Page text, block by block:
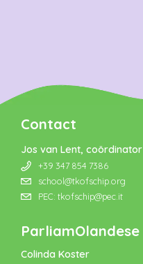
Contact
Jos van Lent, coördinator
+39 347 854 7386
school@tkofschip.org
PEC: tkofschip@pec.it
ParliamOlandese
Colinda Koster